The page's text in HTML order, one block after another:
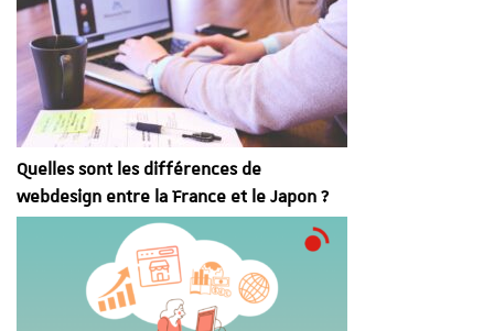
Quelles sont les différences de
webdesign entre la France et le Japon ?